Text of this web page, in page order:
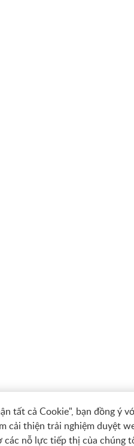
tất cả Cookie", bạn đồng ý
cải thiện trải nghiệm duyệt
các nỗ lực tiếp thị của chúng